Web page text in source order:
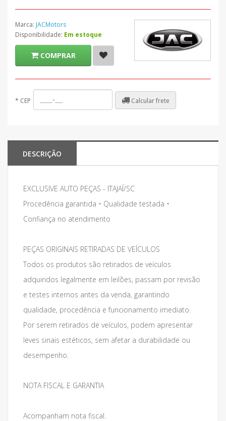
Marca: JACMotors
Disponibilidade: Em estoque
COMPRAR
* CEP Calcular frete
DESCRIÇÃO
EXCLUSIVE AUTO PEÇAS - ITAJAÍ/SC
Procedência garantida • Qualidade testada •
Confiança no atendimento
PEÇAS ORIGINAIS RETIRADAS DE VEÍCULOS
Todos os produtos são retirados de veículos
adquiridos legalmente em leilões, passam por revisão
e testes internos antes da venda, garantindo
qualidade, procedência e funcionamento imediato.
Por serem retirados de veículos, podem apresentar
leves sinais estéticos, sem afetar a durabilidade ou
desempenho.
NOTA FISCAL E GARANTIA
Acompanham nota fiscal.